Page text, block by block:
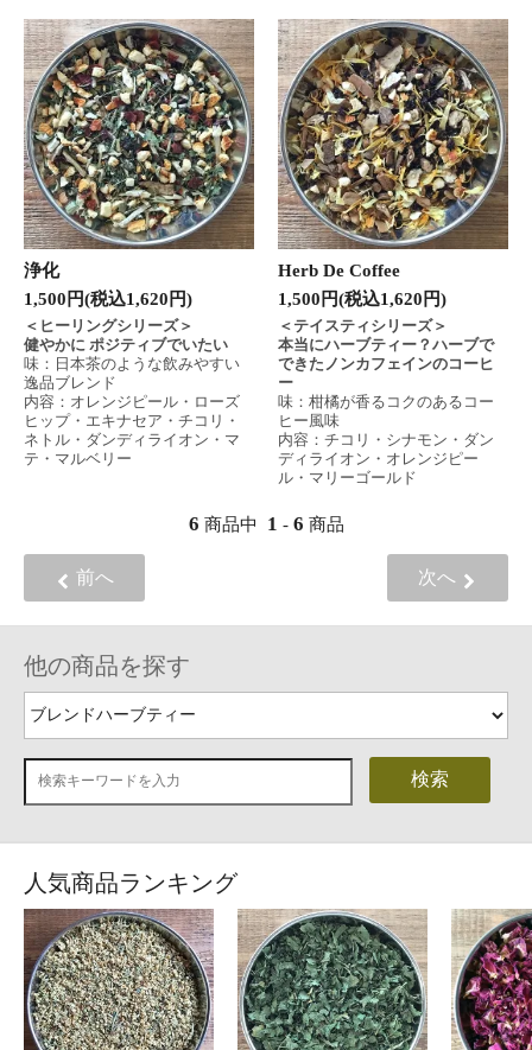
浄化
1,500円(税込1,620円)
＜ヒーリングシリーズ＞
健やかに ポジティブでいたい
味：日本茶のような飲みやすい
逸品ブレンド
内容：オレンジピール・ローズ
ヒップ・エキナセア・チコリ・
ネトル・ダンディライオン・マ
テ・マルベリー
Herb De Coffee
1,500円(税込1,620円)
＜テイスティシリーズ＞
本当にハーブティー？ハーブで
できたノンカフェインのコーヒ
ー
味：柑橘が香るコクのあるコー
ヒー風味
内容：チコリ・シナモン・ダン
ディライオン・オレンジピー
ル・マリーゴールド
6 商品中 1 -6 商品
前へ 次へ
他の商品を探す
検索
人気商品ランキング